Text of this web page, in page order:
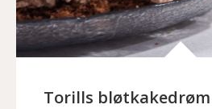
Torills